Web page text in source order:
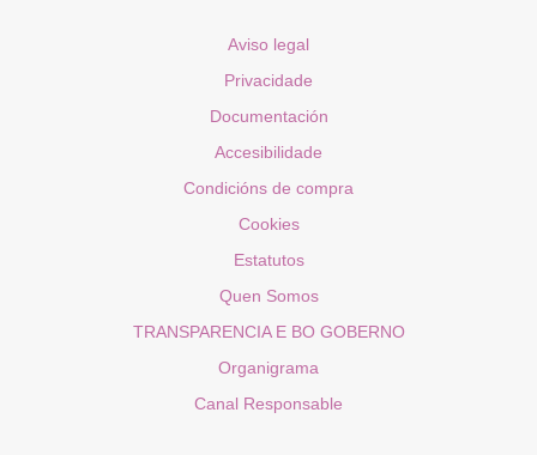
Aviso legal
Privacidade
Documentación
Accesibilidade
Condicións de compra
Cookies
Estatutos
Quen Somos
TRANSPARENCIA E BO GOBERNO
Organigrama
Canal Responsable